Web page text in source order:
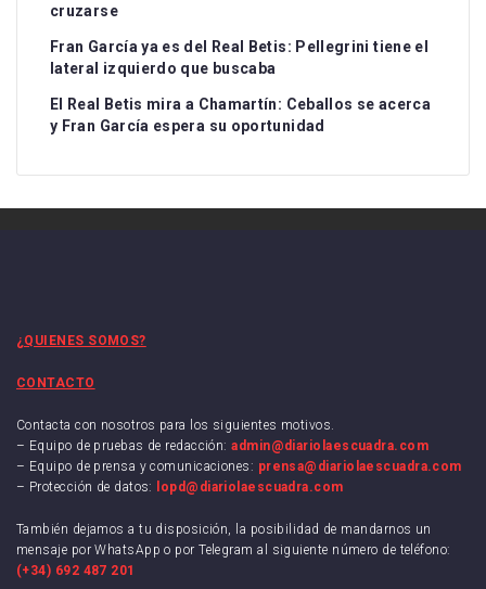
cruzarse
Fran García ya es del Real Betis: Pellegrini tiene el
lateral izquierdo que buscaba
El Real Betis mira a Chamartín: Ceballos se acerca
y Fran García espera su oportunidad
¿QUIENES SOMOS?
CONTACTO
Contacta con nosotros para los siguientes motivos.
– Equipo de pruebas de redacción:admin@diariolaescuadra.com
– Equipo de prensa y comunicaciones: prensa@diariolaescuadra.com
– Protección de datos:
lopd@diariolaescuadra.com
También dejamos a tu disposición, la posibilidad de mandarnos un
mensaje por WhatsApp o por Telegram al siguiente número de teléfono:
(+34) 692 487 201